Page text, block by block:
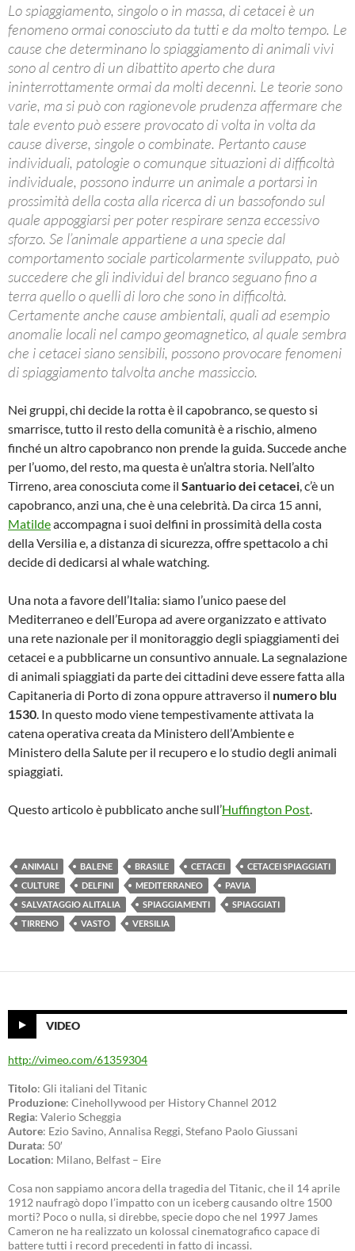
Lo spiaggiamento, singolo o in massa, di cetacei è un
fenomeno ormai conosciuto da tutti e da molto tempo. Le
cause che determinano lo spiaggiamento di animali vivi
sono al centro di un dibattito aperto che dura
ininterrottamente ormai da molti decenni. Le teorie sono
varie, ma si può con ragionevole prudenza affermare che
tale evento può essere provocato di volta in volta da
cause diverse, singole o combinate. Pertanto cause
individuali, patologie o comunque situazioni di difficoltà
individuale, possono indurre un animale a portarsi in
prossimità della costa alla ricerca di un bassofondo sul
quale appoggiarsi per poter respirare senza eccessivo
sforzo. Se l’animale appartiene a una specie dal
comportamento sociale particolarmente sviluppato, può
succedere che gli individui del branco seguano fino a
terra quello o quelli di loro che sono in difficoltà.
Certamente anche cause ambientali, quali ad esempio
anomalie locali nel campo geomagnetico, al quale sembra
che i cetacei siano sensibili, possono provocare fenomeni
di spiaggiamento talvolta anche massiccio.
Nei gruppi, chi decide la rotta è il capobranco, se questo si
smarrisce, tutto il resto della comunità è a rischio, almeno
finché un altro capobranco non prende la guida. Succede anche
per l’uomo, del resto, ma questa è un’altra storia. Nell’alto
Tirreno, area conosciuta come il Santuario dei cetacei, c’è un
capobranco, anzi una, che è una celebrità. Da circa 15 anni,
Matildeaccompagna i suoi delfini in prossimità della costa
della Versilia e, a distanza di sicurezza, offre spettacolo a chi
decide di dedicarsi al whale watching.
Una nota a favore dell’Italia: siamo l’unico paese del
Mediterraneo e dell’Europa ad avere organizzato e attivato
una rete nazionale per il monitoraggio degli spiaggiamenti dei
cetacei e a pubblicarne un consuntivo annuale. La segnalazione
di animali spiaggiati da parte dei cittadini deve essere fatta alla
Capitaneria di Porto di zona oppure attraverso il numero blu
1530. In questo modo viene tempestivamente attivata la
catena operativa creata da Ministero dell’Ambiente e
Ministero della Salute per il recupero e lo studio degli animali
spiaggiati.
Questo articolo è pubblicato anche sull’Huffington Post.
ANIMALI BALENE BRASILE CETACEI
CETACEI SPIAGGIATI
CULTURE
DELFINI MEDITERRANEO
PAVIA
SALVATAGGIO ALITALIA
SPIAGGIAMENTI
SPIAGGIATI
TIRRENO
VASTO VERSILIA
VIDEO
http://vimeo.com/61359304
Titolo: Gli italiani del Titanic
Produzione: Cinehollywood per History Channel 2012
Regia: Valerio Scheggia
Autore: Ezio Savino, Annalisa Reggi, Stefano Paolo Giussani
Durata: 50′
Location: Milano, Belfast – Eire
Cosa non sappiamo ancora della tragedia del Titanic, che il 14 aprile
1912 naufragò dopo l’impatto con un iceberg causando oltre 1500
morti? Poco o nulla, si direbbe, specie dopo che nel 1997 James
Cameron ne ha realizzato un kolossal cinematografico capace di
battere tutti i record precedenti in fatto di incassi.